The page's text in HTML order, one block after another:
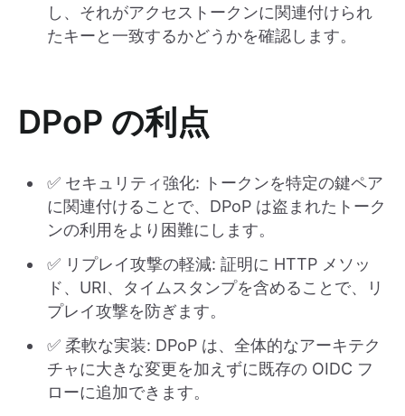
し、それがアクセストークンに関連付けられ
たキーと一致するかどうかを確認します。
DPoP の利点
✅ セキュリティ強化: トークンを特定の鍵ペア
に関連付けることで、DPoP は盗まれたトーク
ンの利用をより困難にします。
✅ リプレイ攻撃の軽減: 証明に HTTP メソッ
ド、URI、タイムスタンプを含めることで、リ
プレイ攻撃を防ぎます。
✅ 柔軟な実装: DPoP は、全体的なアーキテク
チャに大きな変更を加えずに既存の OIDC フ
ローに追加できます。